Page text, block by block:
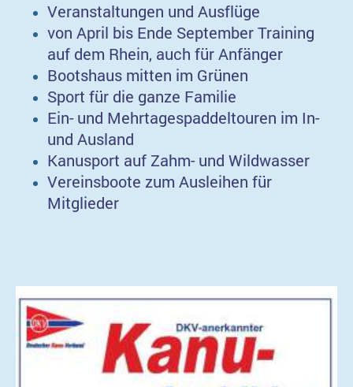
Veranstaltungen und Ausflüge
von April bis Ende September Training
auf dem Rhein, auch für Anfänger
Bootshaus mitten im Grünen
Sport für die ganze Familie
Ein- und Mehrtagespaddeltouren im In-
und Ausland
Kanusport auf Zahm- und Wildwasser
Vereinsboote zum Ausleihen für
Mitglieder